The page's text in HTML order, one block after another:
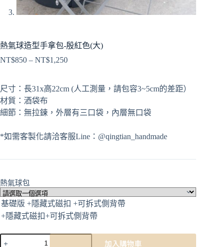
熱氣球造型手拿包-殷紅色(大)
NT$850 – NT$1,250
尺寸：長31x高22cm (人工測量，請包容3~5cm的差距）
材質：酒袋布
細節：無拉鍊，外層有三口袋，內層無口袋
*如需客製化請洽客服Line：@qingtian_handmade
熱氣球包
加入購物車